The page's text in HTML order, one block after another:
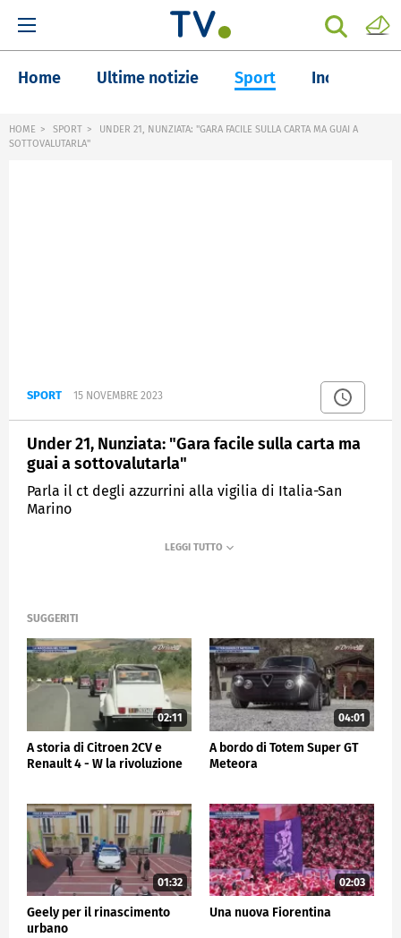
Home Ultime notizie Sport Inchieste
HOME SPORT
UNDER 21, NUNZIATA: "GARA FACILE SULLA CARTA MA GUAI A
SOTTOVALUTARLA"
SPORT 15 NOVEMBRE 2023
Under 21, Nunziata: "Gara facile sulla carta ma
guai a sottovalutarla"
Parla il ct degli azzurrini alla vigilia di Italia-San
Marino
SPORTMEDIASET
SUGGERITI
02:11
A storia di Citroen 2CV e
Renault 4 - W la rivoluzione
04:01
A bordo di Totem Super GT
Meteora
01:32
Geely per il rinascimento
urbano
02:03
Una nuova Fiorentina